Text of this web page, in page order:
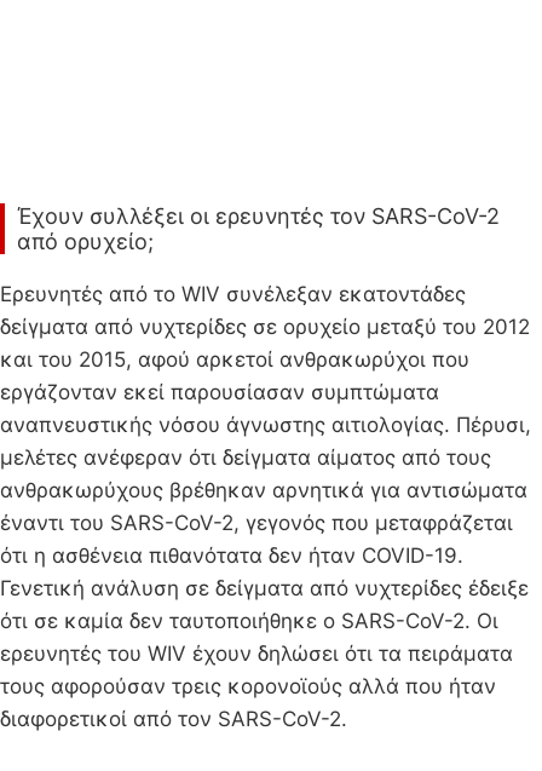
Έχουν συλλέξει οι ερευνητές τον SARS-CoV-2
από ορυχείο;
Ερευνητές από το WIV συνέλεξαν εκατοντάδες
δείγματα από νυχτερίδες σε ορυχείο μεταξύ του 2012
και του 2015, αφού αρκετοί ανθρακωρύχοι που
εργάζονταν εκεί παρουσίασαν συμπτώματα
αναπνευστικής νόσου άγνωστης αιτιολογίας. Πέρυσι,
μελέτες ανέφεραν ότι δείγματα αίματος από τους
ανθρακωρύχους βρέθηκαν αρνητικά για αντισώματα
έναντι του SARS-CoV-2, γεγονός που μεταφράζεται
ότι η ασθένεια πιθανότατα δεν ήταν COVID-19.
Γενετική ανάλυση σε δείγματα από νυχτερίδες έδειξε
ότι σε καμία δεν ταυτοποιήθηκε ο SARS-CoV-2. Οι
ερευνητές του WIV έχουν δηλώσει ότι τα πειράματα
τους αφορούσαν τρεις κορονοϊούς αλλά που ήταν
διαφορετικοί από τον SARS-CoV-2.